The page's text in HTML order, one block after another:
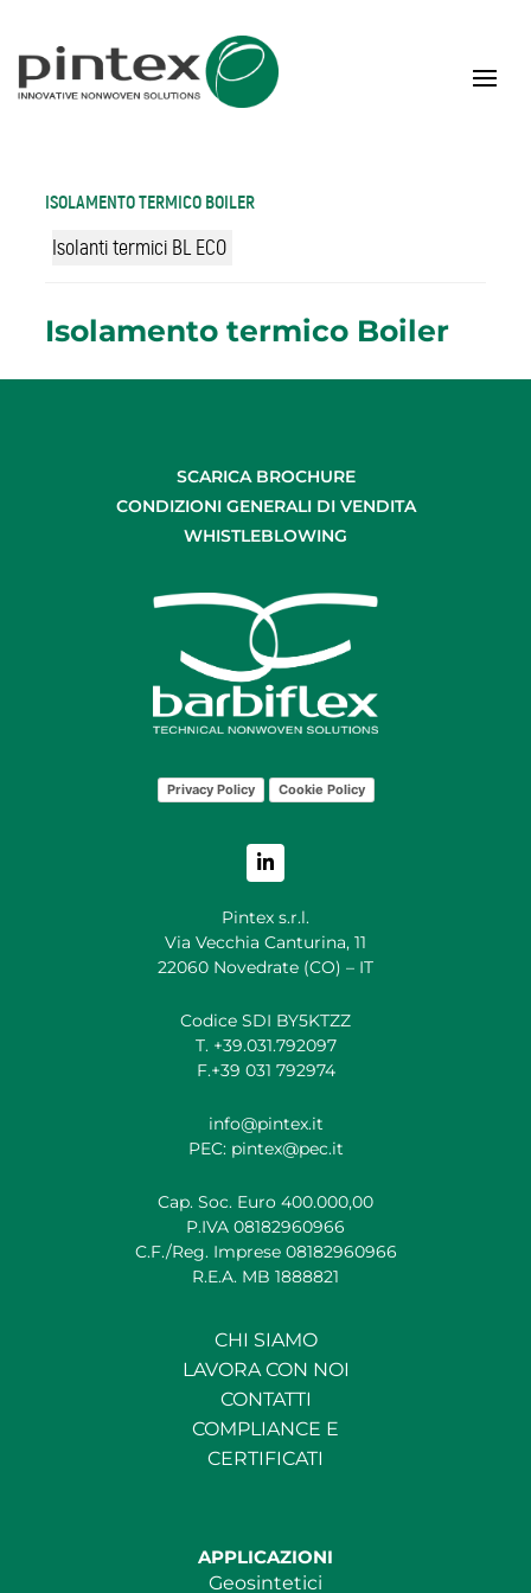
ISOLAMENTO TERMICO BOILER
Isolanti termici BL ECO
Isolamento termico Boiler
SCARICA BROCHURE
CONDIZIONI GENERALI DI VENDITA
WHISTLEBLOWING
Privacy Policy Cookie Policy
Pintex s.r.l.
Via Vecchia Canturina, 11
22060 Novedrate (CO) – IT
Codice SDI BY5KTZZ
T. +39.031.792097
F.+39 031 792974
info@pintex.it
PEC: pintex@pec.it
Cap. Soc. Euro 400.000,00
P.IVA 08182960966
C.F./Reg. Imprese 08182960966
R.E.A. MB 1888821
CHI SIAMO
LAVORA CON NOI
CONTATTI
COMPLIANCE E
CERTIFICATI
APPLICAZIONI
Geosintetici